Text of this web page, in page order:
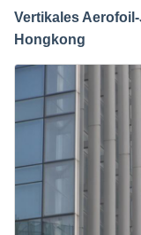
Vertikales
Hongkong